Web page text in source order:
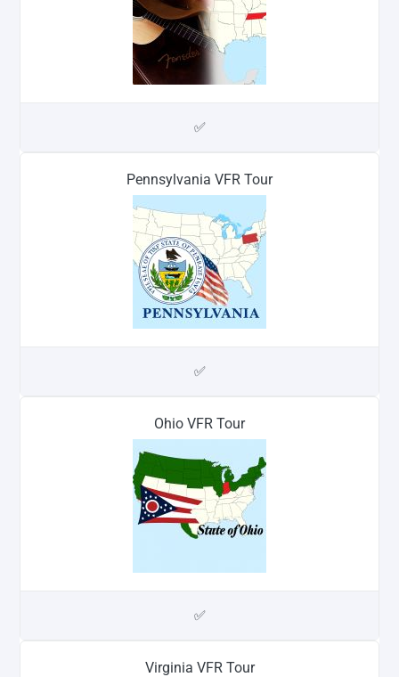
✅
Pennsylvania VFR Tour
✅
Ohio VFR Tour
✅
Virginia VFR Tour